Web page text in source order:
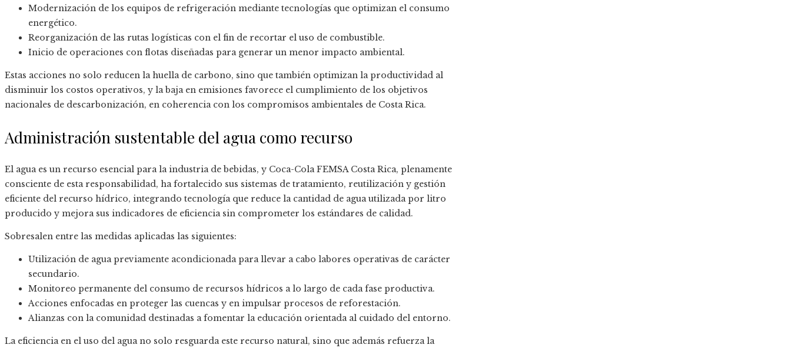
Modernización de los equipos de refrigeración mediante tecnologías que optimizan el consumo
energético.
Reorganización de las rutas logísticas con el fin de recortar el uso de combustible.
Inicio de operaciones con flotas diseñadas para generar un menor impacto ambiental.
Estas acciones no solo reducen la huella de carbono, sino que también optimizan la productividad al
disminuir los costos operativos, y la baja en emisiones favorece el cumplimiento de los objetivos
nacionales de descarbonización, en coherencia con los compromisos ambientales de Costa Rica.
Administración sustentable del agua como recurso
El agua es un recurso esencial para la industria de bebidas, y Coca-Cola FEMSA Costa Rica, plenamente
consciente de esta responsabilidad, ha fortalecido sus sistemas de tratamiento, reutilización y gestión
eficiente del recurso hídrico, integrando tecnología que reduce la cantidad de agua utilizada por litro
producido y mejora sus indicadores de eficiencia sin comprometer los estándares de calidad.
Sobresalen entre las medidas aplicadas las siguientes:
Utilización de agua previamente acondicionada para llevar a cabo labores operativas de carácter
secundario.
Monitoreo permanente del consumo de recursos hídricos a lo largo de cada fase productiva.
Acciones enfocadas en proteger las cuencas y en impulsar procesos de reforestación.
Alianzas con la comunidad destinadas a fomentar la educación orientada al cuidado del entorno.
La eficiencia en el uso del agua no solo resguarda este recurso natural, sino que además refuerza la